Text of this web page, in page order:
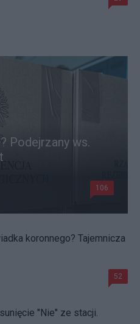
Podejrzany ws.
106
koronnego? Tajemnicza
52
"Nie" ze stacji.